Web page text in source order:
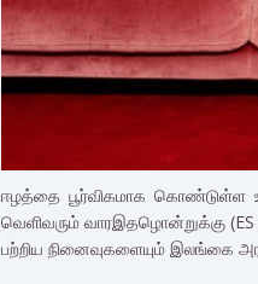
ஈழத்தை பூர்விகமாக கொண்டுள்ள
வெளிவரும் வாரஇதழொன்றுக்கு
பற்றிய நினைவுகளையும் இலங்கை